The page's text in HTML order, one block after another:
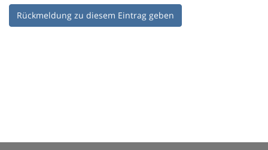
Rückmeldung zu diesem Eintrag geben